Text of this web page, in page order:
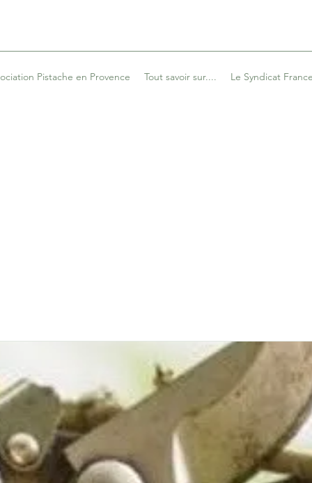
Pistache en Provence Tout savoir sur.... Le Syndicat